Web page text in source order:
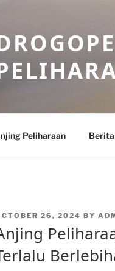
Peliharaan Berita
26, 2024 BY